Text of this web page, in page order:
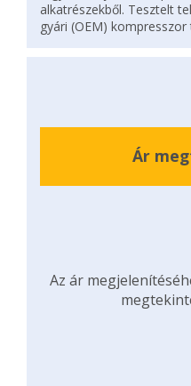
alkatrészekből. Tesztelt
gyári (OEM)
Ár
Az ár